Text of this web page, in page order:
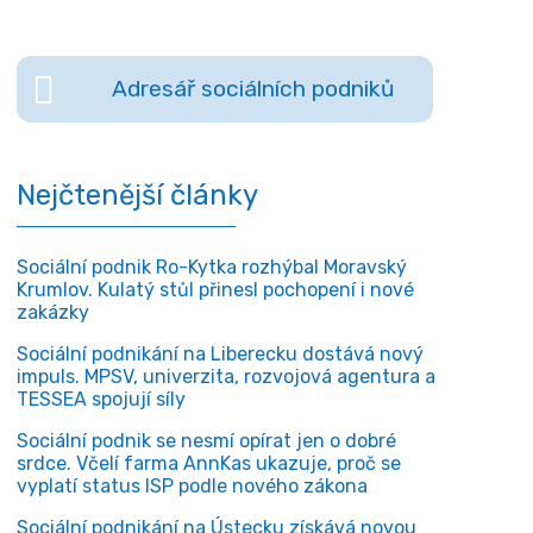
Adresář sociálních podniků
Nejčtenější články
Sociální podnik Ro-Kytka rozhýbal Moravský
Krumlov. Kulatý stůl přinesl pochopení i nové
zakázky
Sociální podnikání na Liberecku dostává nový
impuls. MPSV, univerzita, rozvojová agentura a
TESSEA spojují síly
Sociální podnik se nesmí opírat jen o dobré
srdce. Včelí farma AnnKas ukazuje, proč se
vyplatí status ISP podle nového zákona
Sociální podnikání na Ústecku získává novou